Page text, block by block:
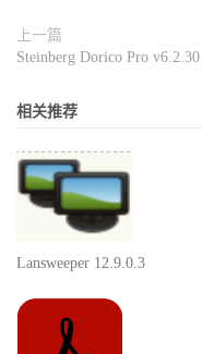
上一篇
Steinberg Dorico Pro
相关推荐
Lansweeper 12.9.0.3